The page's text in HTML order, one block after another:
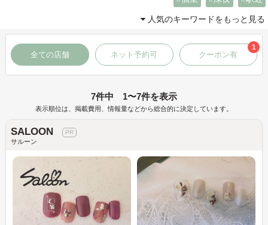
人気のキーワードをもっと見る
全ての店舗 ネット予約可 クーポン有
1
7件中 1〜7件を表示
表示順位は、掲載費用、情報量などから総合的に決定しています。
SALOON
サルーン